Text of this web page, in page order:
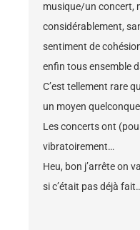
musique/un concert,
considérablement,
sentiment de
enfin tous ensemble
C’est tellement rare
un moyen
Les concerts ont
vibratoirement…
Heu, bon j’arrête on
si c’était pas déjà